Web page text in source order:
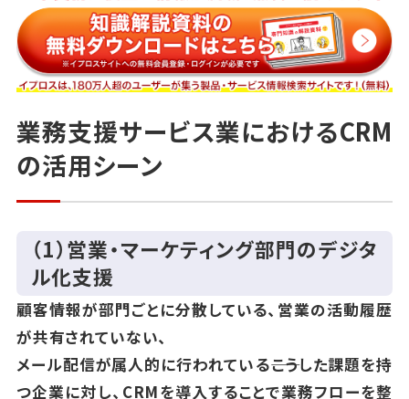
業務支援サービス業におけるCRM
の活用シーン
（1）営業・マーケティング部門のデジタ
ル化支援
顧客情報が部門ごとに分散している、営業の活動履歴
が共有されていない、
メール配信が属人的に行われている――こうした課題を持
つ企業に対し、CRMを導入することで業務フローを整